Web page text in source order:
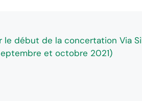
le début de la concertation Via
et octobre 2021)